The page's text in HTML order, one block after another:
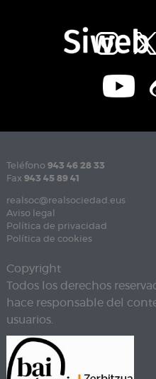
Teléfono 943 46 28 33
Fax 943 45 89 41
realsoc@realsociedad.eus
Aviso legal
Política de privacidad
Política de cookies
Copyright
Todos los derechos
hace responsable del
usuarios.